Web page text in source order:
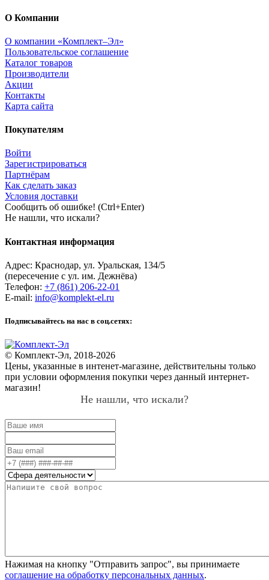
О Компании
О компании «Комплект–Эл»
Пользовательское соглашение
Каталог товаров
Производители
Акции
Контакты
Карта сайта
Покупателям
Войти
Зарегистрироваться
Партнёрам
Как сделать заказ
Условия доставки
Сообщить об ошибке! (Ctrl+Enter)
Не нашли, что искали?
Контактная информация
Адрес: Краснодар, ул. Уральская, 134/5
(пересечение с ул. им. Дежнёва)
Телефон: +7 (861) 206-22-01
E-mail: info@komplekt-el.ru
Подписывайтесь на нас в соц.сетях:
© Комплект-Эл, 2018-2026
Цены, указанные в интенет-магазине, действительны только
при условии оформления покупки через данный интернет-
магазин!
Не нашли, что искали?
Нажимая на кнопку "Отправить запрос", вы принимаете
соглашение на обработку персональных данных.